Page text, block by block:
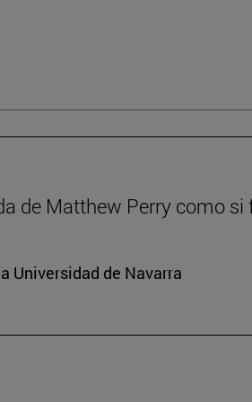
de Matthew Perry como
Universidad de Navarra